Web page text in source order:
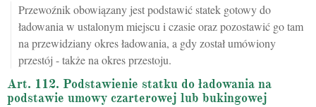
Przewoźnik obowiązany jest podstawić statek gotowy do
ładowania w ustalonym miejscu i czasie oraz pozostawić go tam
na przewidziany okres ładowania, a gdy został umówiony
przestój - także na okres przestoju.
Art. 112. Podstawienie statku do ładowania na
podstawie umowy czarterowej lub bukingowej